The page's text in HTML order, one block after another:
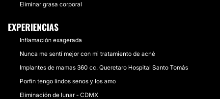
Eliminar grasa corporal
EXPERIENCIAS
Inflamación exagerada
Nunca me sentí mejor con mi tratamiento de acné
Implantes de mamas 360 cc. Queretaro Hospital Santo Tomás
Porfin tengo lindos senos y los amo
Eliminación de lunar - CDMX